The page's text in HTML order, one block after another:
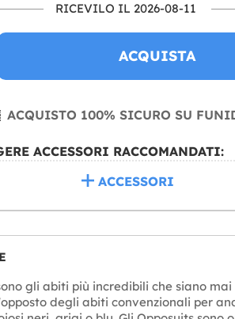
RICEVILO IL 2026-08-11
ACQUISTA
ACQUISTO 100% SICURO SU
ACCESSORI RACCOMANDATI:
ACCESSORI
gli abiti più incredibili che siano
degli abiti convenzionali per